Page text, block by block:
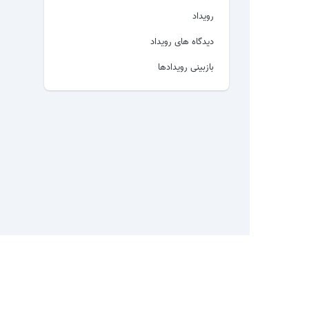
رویداد
دیدگاه های رویداد
بازبینی رویدادها